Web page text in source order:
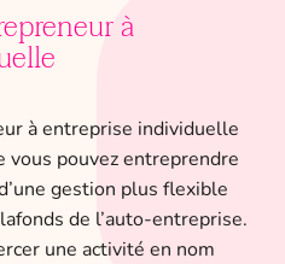
à
à entreprise individuelle
vous pouvez entreprendre
gestion plus flexible
de l’auto-entreprise.
une activité en nom